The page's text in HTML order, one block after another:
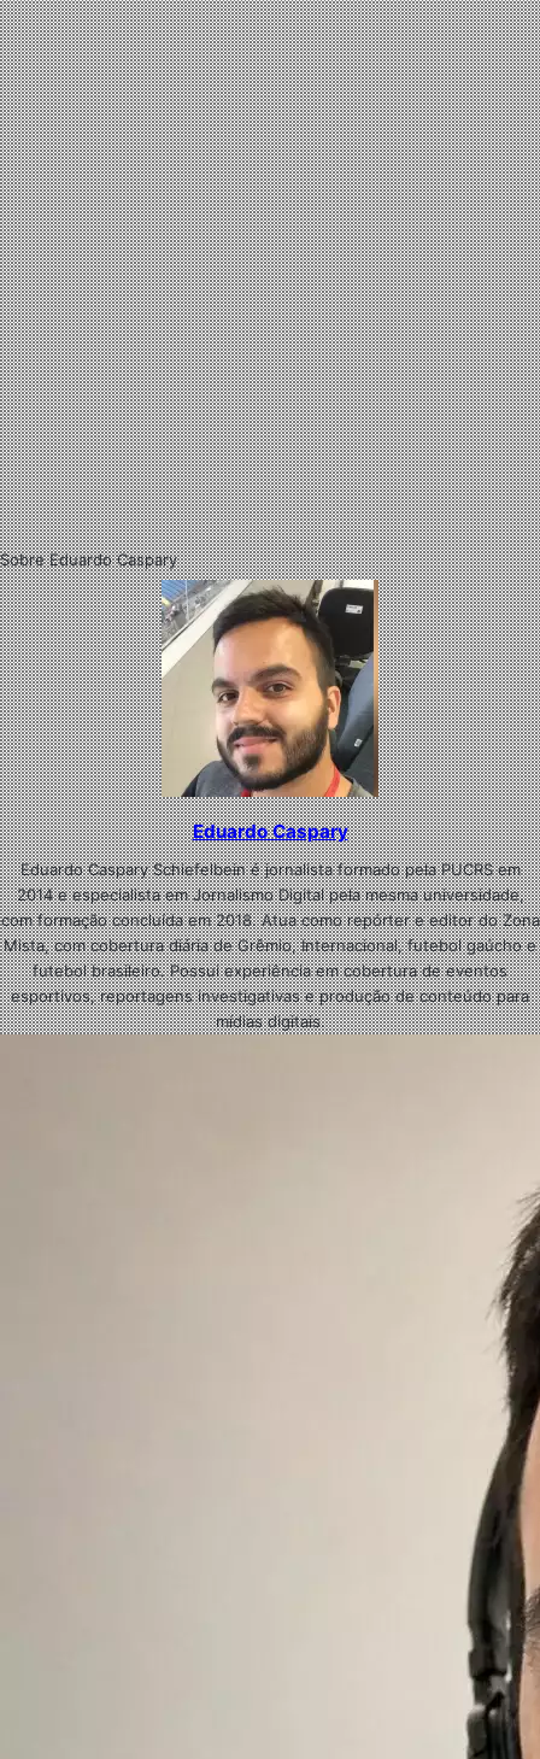
Sobre Eduardo Caspary
Eduardo Caspary
Eduardo Caspary Schiefelbein é jornalista formado pela PUCRS em
2014 e especialista em Jornalismo Digital pela mesma universidade,
com formação concluída em 2018. Atua como repórter e editor do Zona
Mista, com cobertura diária de Grêmio, Internacional, futebol gaúcho e
futebol brasileiro. Possui experiência em cobertura de eventos
esportivos, reportagens investigativas e produção de conteúdo para
mídias digitais.